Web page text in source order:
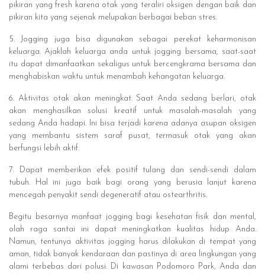
pikiran yang fresh karena otak yang teraliri oksigen dengan baik dan
pikiran kita yang sejenak melupakan berbagai beban stres.
5. Jogging juga bisa digunakan sebagai perekat keharmonisan
keluarga. Ajaklah keluarga anda untuk jogging bersama, saat-saat
itu dapat dimanfaatkan sekaligus untuk bercengkrama bersama dan
menghabiskan waktu untuk menambah kehangatan keluarga.
6. Aktivitas otak akan meningkat. Saat Anda sedang berlari, otak
akan menghasilkan solusi kreatif untuk masalah-masalah yang
sedang Anda hadapi. Ini bisa terjadi karena adanya asupan oksigen
yang membantu sistem saraf pusat, termasuk otak yang akan
berfungsi lebih aktif.
7. Dapat memberikan efek positif tulang dan sendi-sendi dalam
tubuh. Hal ini juga baik bagi orang yang berusia lanjut karena
mencegah penyakit sendi degeneratif atau ostearthritis.
Begitu besarnya manfaat jogging bagi kesehatan fisik dan mental,
olah raga santai ini dapat meningkatkan kualitas hidup Anda.
Namun, tentunya aktivitas jogging harus dilakukan di tempat yang
aman, tidak banyak kendaraan dan pastinya di area lingkungan yang
alami terbebas dari polusi. Di kawasan Podomoro Park, Anda dan